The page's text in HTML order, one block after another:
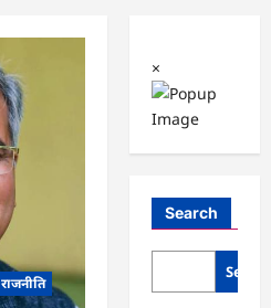
राजनीति
×
Search